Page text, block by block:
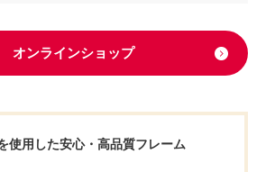
オンラインショップ
使用した安心・高品質フレーム